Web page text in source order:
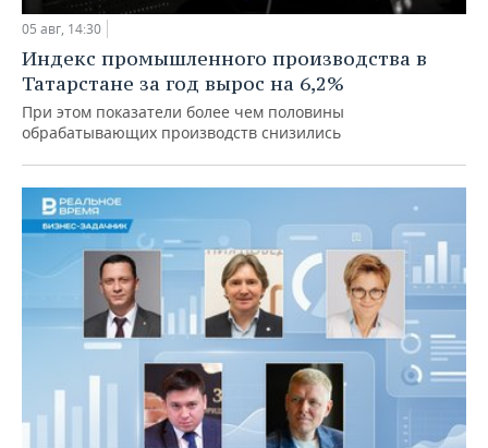
05 авг, 14:30
Индекс промышленного производства в
Татарстане за год вырос на 6,2%
При этом показатели более чем половины
обрабатывающих производств снизились